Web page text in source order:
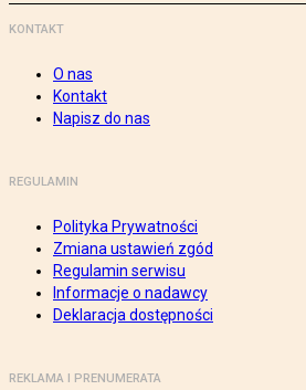
KONTAKT
O nas
Kontakt
Napisz do nas
REGULAMIN
Polityka Prywatności
Zmiana ustawień zgód
Regulamin serwisu
Informacje o nadawcy
Deklaracja dostępności
REKLAMA I PRENUMERATA